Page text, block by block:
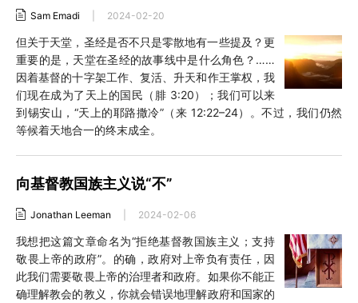
Sam Emadi 2024-02-20
但关于天堂，圣经是否不只是零散地有一些提及？更
重要的是，天堂在圣经的故事线中是什么角色？……
因着基督的十字架工作、复活、升天和作王掌权，我
们现在成为了天上的国民（腓 3:20）；我们可以来
到锡安山，“天上的耶路撒冷”（来 12:22–24）。不过，我们仍然
等候着天地合一的终末成全。
向基督教国族主义说“不”
Jonathan Leeman 2024-02-06
我想把这篇文章命名为“拒绝基督教国族主义；支持
敬畏上帝的政府”。的确，政府对上帝负有责任，因
此我们需要敬畏上帝的治理者和政府。如果你不能正
确理解教会的教义，你就会错误地理解政府和国家的